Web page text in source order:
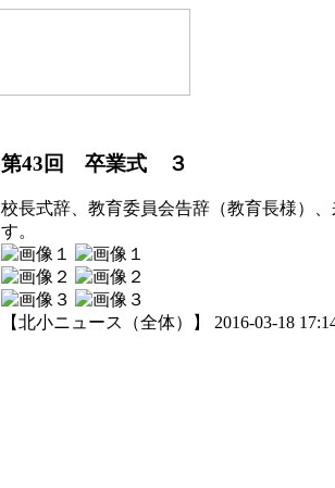
第43回 卒業式 ３
校長式辞、教育委員会告辞（教育長様）
す。
【北小ニュース（全体）】 2016-03-18